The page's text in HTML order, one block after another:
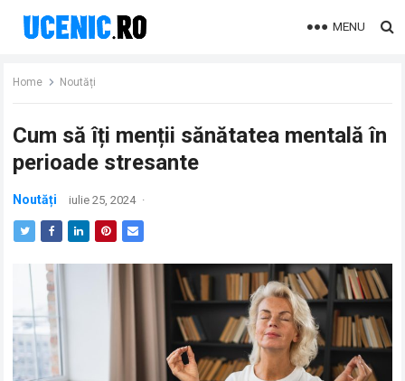
MENU
Home Noutăți
Cum să îți menții sănătatea mentală în
perioade stresante
Noutăți iulie 25, 2024 ·